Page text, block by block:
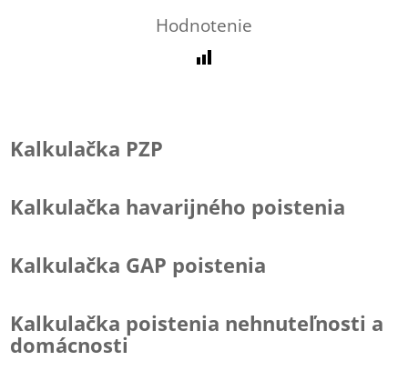
Hodnotenie
Kalkulačka PZP
Kalkulačka havarijného poistenia
Kalkulačka GAP poistenia
Kalkulačka poistenia nehnuteľnosti a
domácnosti